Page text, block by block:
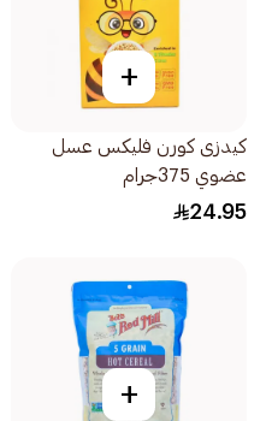
+
كيدزى كورن فليكس عسل
عضوي 375جرام
24.95
+